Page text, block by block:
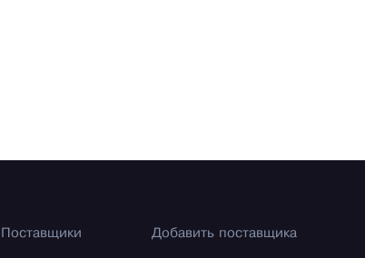
Поставщики Добавить поставщика